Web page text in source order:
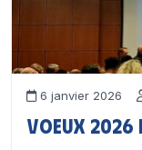
6 janvier 2026
Voeux 2026